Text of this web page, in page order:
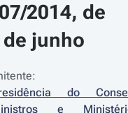
2014, de
de junho
do
e